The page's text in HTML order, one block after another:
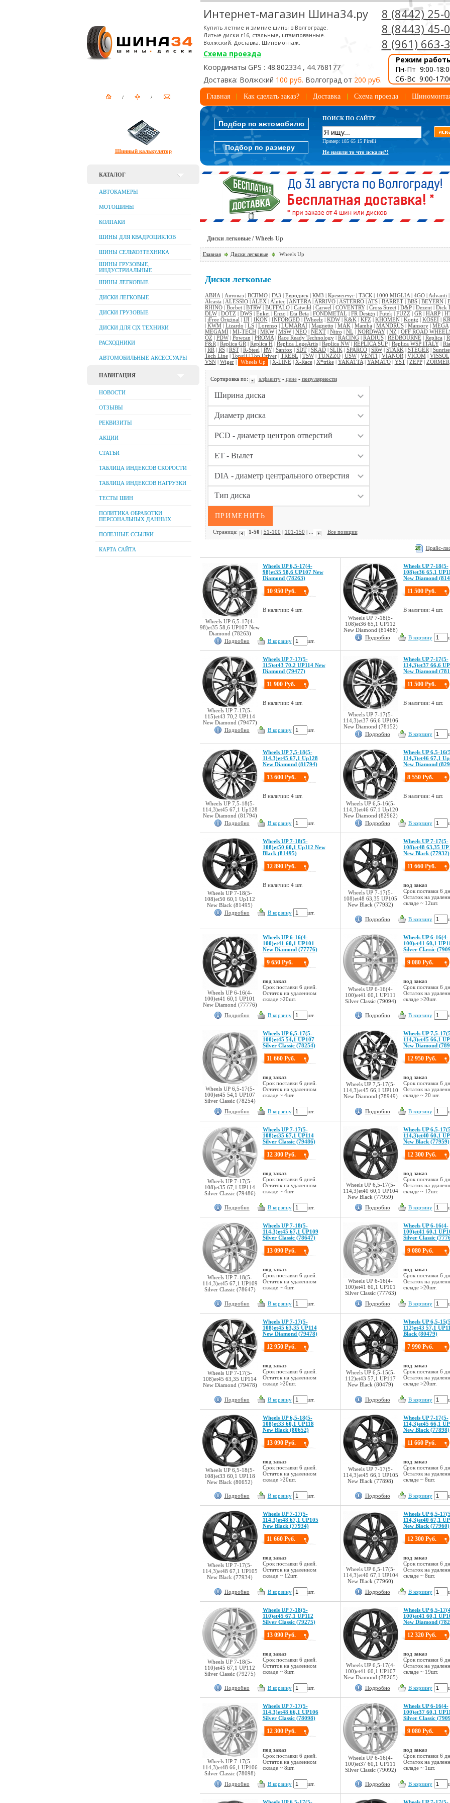
Интернет-магазин Шина34.ру
Купить летние и зимние шины в Волгограде.
Литые диски r16, стальные, штампованные.
Волжский. Доставка. Шиномонтаж.
Схема проезда
Координаты GPS : 48.802334 , 44.768177
Доставка: Волжский 100 руб. Волгоград от 200 руб.
8 (8442) 25-
8 (8443) 45-
8 (961) 663-
Режим
Пн-Пт 9:00-
Сб-Вс 9:00-
Главная Как сделать заказ? Доставка Схема проезда
Шинный калькулятор
КАТАЛОГ
АВТОКАМЕРЫ
МОТОШИНЫ
КОЛПАКИ
ШИНЫ ДЛЯ КВАДРОЦИКЛОВ
ШИНЫ СЕЛЬХОЗТЕХНИКА
ШИНЫ ГРУЗОВЫЕ,
ИНДУСТРИАЛЬНЫЕ
ШИНЫ ЛЕГКОВЫЕ
ДИСКИ ЛЕГКОВЫЕ
ДИСКИ ГРУЗОВЫЕ
ДИСКИ ДЛЯ C|Х ТЕХНИКИ
РАСХОДНИКИ
АВТОМОБИЛЬНЫЕ АКСЕССУАРЫ
НАВИГАЦИЯ
НОВОСТИ
ОТЗЫВЫ
РЕКВИЗИТЫ
АКЦИИ
СТАТЬИ
ТАБЛИЦА ИНДЕКСОВ СКОРОСТИ
ТАБЛИЦА ИНДЕКСОВ НАГРУЗКИ
ТЕСТЫ ШИН
ПОЛИТИКА ОБРАБОТКИ
ПЕРСОНАЛЬНЫХ ДАННЫХ
ПОЛЕЗНЫЕ ССЫЛКИ
КАРТА САЙТА
ПОИСК ПО САЙТУ
Пример: 185 65 15 Pirelli
Не нашли то что искали?!
Подбор по автомобилю
Подбор по размеру
Диски легковые / Wheels Up
Главная Диски легковые Wheels Up
Диски легковые
АВИА | Автоваз| ВСПМО| ГАЗ | Евродиск| КМЗ | Кременчуг| ТЗСК| 1000 MIGLIA| 4GO| Advanti |
Alcasta | ALESSIO| ALEX | Alutec| ANTERA| ARRIVO| ASTERRO| ATS| BARRET| BBS| BEYERN|
RHINO| Borbet| BTRW| BUFFALO| Catwild | Carwel | COVENTRY| Cross Street| D&P| Dezent| Dick
DLW| DOTZ | DWS| Enkei | Enzo | Eta Beta | FONDMETAL | FR Design | Futek | FUZZ | GR | HARP|
| iFree Original | IJI | IKON| INFORGED| IWheelz| KDW| K&K | KFZ | KHOMEN| Konig | KOSEI |
| KWM| Lizardo | LS| Lorenso | LUMARAI | Magnetto | MAK | Mamba | MANDRUS| Mansory| MEGA
MEGAMI | MI-TECH| MKW| MSW| NEO| NEXT| Nitro | NL | NORDWAY| NZ | OFF ROAD
OZ | PDW| Powcan | PROMA| Race Ready Technology| RACING| RADIUS| REDBOURNE| Replica |
F&R | Replica GR | Replica H| Replica LegeArtis| Replica NW| REPLICA SUP| Replica WSP ITALY|
| RR | RS| RST| R-Steel | RW| Sanfox | SDT| SKAD| SLIK | SPARCO| SRW| STARK | STEGER | Sunrise
Tech Line| Tongli | Top Driver| TREBL | TSW| TUNZZO| USW| VENTI | VIANOR | VICOM| VISSOL
VSN| Wiger| Wheels Up | X-LINE| X-Race| X*trike| YAKATTA| YAMATO| YST| ZEPP| ZORMER
Сортировка по: алфавиту- цене- популярности
Страница: 1-50 | 51-100 | 101-150 | ... Все позиции
Прайс-
Wheels UP 6,5-17(4-
98)et35 58,6 UP107 New
Diamond (78263)
Wheels UP 6,5-17(4-
98)et35 58,6 UP107 New
Diamond (78263)
10 950 Руб.
В наличии: 4 шт.
Подробно В корзину шт.
Wheels UP 7-18(5-
108)et36 65,1 UP112
New Diamond (81488)
Wheels UP 7-18(5-
108)et36 65,1
New Diamond
11 500 Руб.
В наличии: 4 шт.
Подробно В корзину
Wheels UP 7-17(5-
115)et43 70,2 UP114
New Diamond (79477)
Wheels UP 7-17(5-
115)et43 70,2 UP114 New
Diamond (79477)
11 900 Руб.
В наличии: 4 шт.
Подробно В корзину шт.
Wheels UP 7-17(5-
114,3)et37 66,6 UP106
New Diamond (78152)
Wheels UP 7-17(5-
114,3)et37 66,6
New Diamond
11 500 Руб.
В наличии: 4 шт.
Подробно В корзину
Wheels UP 7,5-18(5-
114,3)et45 67,1 Up128
New Diamond (81794)
Wheels UP 7,5-18(5-
114,3)et45 67,1 Up128
New Diamond (81794)
13 600 Руб.
В наличии: 4 шт.
Подробно В корзину шт.
Wheels UP 6,5-16(5-
114,3)et46 67,1 Up120
New Diamond (82962)
Wheels UP 6,5-
114,3)et46 67,1
New Diamond
8 550 Руб.
В наличии: 4 шт.
Подробно В корзину
Wheels UP 7-18(5-
108)et50 60,1 Up112
New Black (81495)
Wheels UP 7-18(5-
108)et50 60,1 Up112 New
Black (81495)
12 890 Руб.
В наличии: 4 шт.
Подробно В корзину шт.
Wheels UP 7-17(5-
108)et48 63,35 UP105
New Black (77932)
Wheels UP 7-17(5-
108)et48 63,35
New Black (77932)
11 660 Руб.
под заказ
Срок поставки 6
Остаток на
складе ~ 12шт.
Подробно В корзину
Wheels UP 6-16(4-
100)et41 60,1 UP101
New Diamond (77776)
Wheels UP 6-16(4-
100)et41 60,1 UP101
New Diamond (77776)
9 650 Руб.
под заказ
Срок поставки 6 дней.
Остаток на удаленном
складе >20шт.
Подробно В корзину шт.
Wheels UP 6-16(4-
100)et41 60,1 UP111
Silver Classic (79094)
Wheels UP 6-16(4-
100)et41 60,1
Silver Classic
9 080 Руб.
под заказ
Срок поставки 6
Остаток на
складе >20шт.
Подробно В корзину
Wheels UP 6,5-17(5-
100)et45 54,1 UP107
Silver Classic (78254)
Wheels UP 6,5-17(5-
100)et45 54,1 UP107
Silver Classic (78254)
11 660 Руб.
под заказ
Срок поставки 6 дней.
Остаток на удаленном
складе ~ 4шт.
Подробно В корзину шт.
Wheels UP 7,5-17(5-
114,3)et45 66,1 UP110
New Diamond (78949)
Wheels UP 7,5-
114,3)et45 66,1
New Diamond
12 950 Руб.
под заказ
Срок поставки 6
Остаток на
складе ~ 20 шт.
Подробно В корзину
Wheels UP 7-17(5-
108)et35 67,1 UP114
Silver Classic (79486)
Wheels UP 7-17(5-
108)et35 67,1 UP114
Silver Classic (79486)
12 300 Руб.
под заказ
Срок поставки 6 дней.
Остаток на удаленном
складе ~ 4шт.
Подробно В корзину шт.
Wheels UP 6,5-17(5-
114,3)et40 60,1 UP104
New Black (77959)
Wheels UP 6,5-
114,3)et40 60,1
New Black (77959)
12 300 Руб.
под заказ
Срок поставки 6
Остаток на
складе ~ 12шт.
Подробно В корзину
Wheels UP 7-18(5-
114,3)et45 67,1 UP109
Silver Classic (78647)
Wheels UP 7-18(5-
114,3)et45 67,1 UP109
Silver Classic (78647)
13 090 Руб.
под заказ
Срок поставки 6 дней.
Остаток на удаленном
складе ~ 4шт.
Подробно В корзину шт.
Wheels UP 6-16(4-
100)et41 60,1 UP101
Silver Classic (77763)
Wheels UP 6-16(4-
100)et41 60,1
Silver Classic
9 080 Руб.
под заказ
Срок поставки 6
Остаток на
складе >20шт.
Подробно В корзину
Wheels UP 7-17(5-
108)et45 63,35 UP114
New Diamond (79478)
Wheels UP 7-17(5-
108)et45 63,35 UP114
New Diamond (79478)
12 950 Руб.
под заказ
Срок поставки 6 дней.
Остаток на удаленном
складе >20шт.
Подробно В корзину шт.
Wheels UP 6,5-15(5-
112)et43 57,1 UP117
New Black (80479)
Wheels UP 6,5-
112)et43 57,1
Black (80479)
7 990 Руб.
под заказ
Срок поставки 6
Остаток на
складе >20шт.
Подробно В корзину
Wheels UP 6,5-18(5-
108)et33 60,1 UP118
New Black (80652)
Wheels UP 6,5-18(5-
108)et33 60,1 UP118
New Black (80652)
13 090 Руб.
под заказ
Срок поставки 6 дней.
Остаток на удаленном
складе >20шт.
Подробно В корзину шт.
Wheels UP 7-17(5-
114,3)et45 66,1 UP105
New Black (77898)
Wheels UP 7-17(5-
114,3)et45 66,1
New Black (77898)
11 660 Руб.
под заказ
Срок поставки 6
Остаток на
складе ~ 8шт.
Подробно В корзину
Wheels UP 7-17(5-
114,3)et48 67,1 UP105
New Black (77934)
Wheels UP 7-17(5-
114,3)et48 67,1 UP105
New Black (77934)
11 660 Руб.
под заказ
Срок поставки 6 дней.
Остаток на удаленном
складе ~ 12шт.
Подробно В корзину шт.
Wheels UP 6,5-17(5-
114,3)et40 67,1 UP104
New Black (77960)
Wheels UP 6,5-
114,3)et40 67,1
New Black (77960)
12 300 Руб.
под заказ
Срок поставки 6
Остаток на
складе ~ 8шт.
Подробно В корзину
Wheels UP 7-18(5-
110)et45 67,1 UP112
Silver Classic (79275)
Wheels UP 7-18(5-
110)et45 67,1 UP112
Silver Classic (79275)
13 090 Руб.
под заказ
Срок поставки 6 дней.
Остаток на удаленном
складе ~ 8шт.
Подробно В корзину шт.
Wheels UP 6,5-17(4-
100)et41 60,1 UP107
New Diamond (78265)
Wheels UP 6,5-
100)et41 60,1
New Diamond
12 320 Руб.
под заказ
Срок поставки 6
Остаток на
складе ~ 19шт.
Подробно В корзину
Wheels UP 7-17(5-
114,3)et48 66,1 UP106
Silver Classic (78098)
Wheels UP 7-17(5-
114,3)et48 66,1 UP106
Silver Classic (78098)
12 300 Руб.
под заказ
Срок поставки 6 дней.
Остаток на удаленном
складе ~ 8шт.
Подробно В корзину шт.
Wheels UP 6-16(4-
100)et37 60,1 UP111
Silver Classic (79092)
Wheels UP 6-16(4-
100)et37 60,1
Silver Classic
9 080 Руб.
под заказ
Срок поставки 6
Остаток на
складе ~ 1шт.
Подробно В корзину